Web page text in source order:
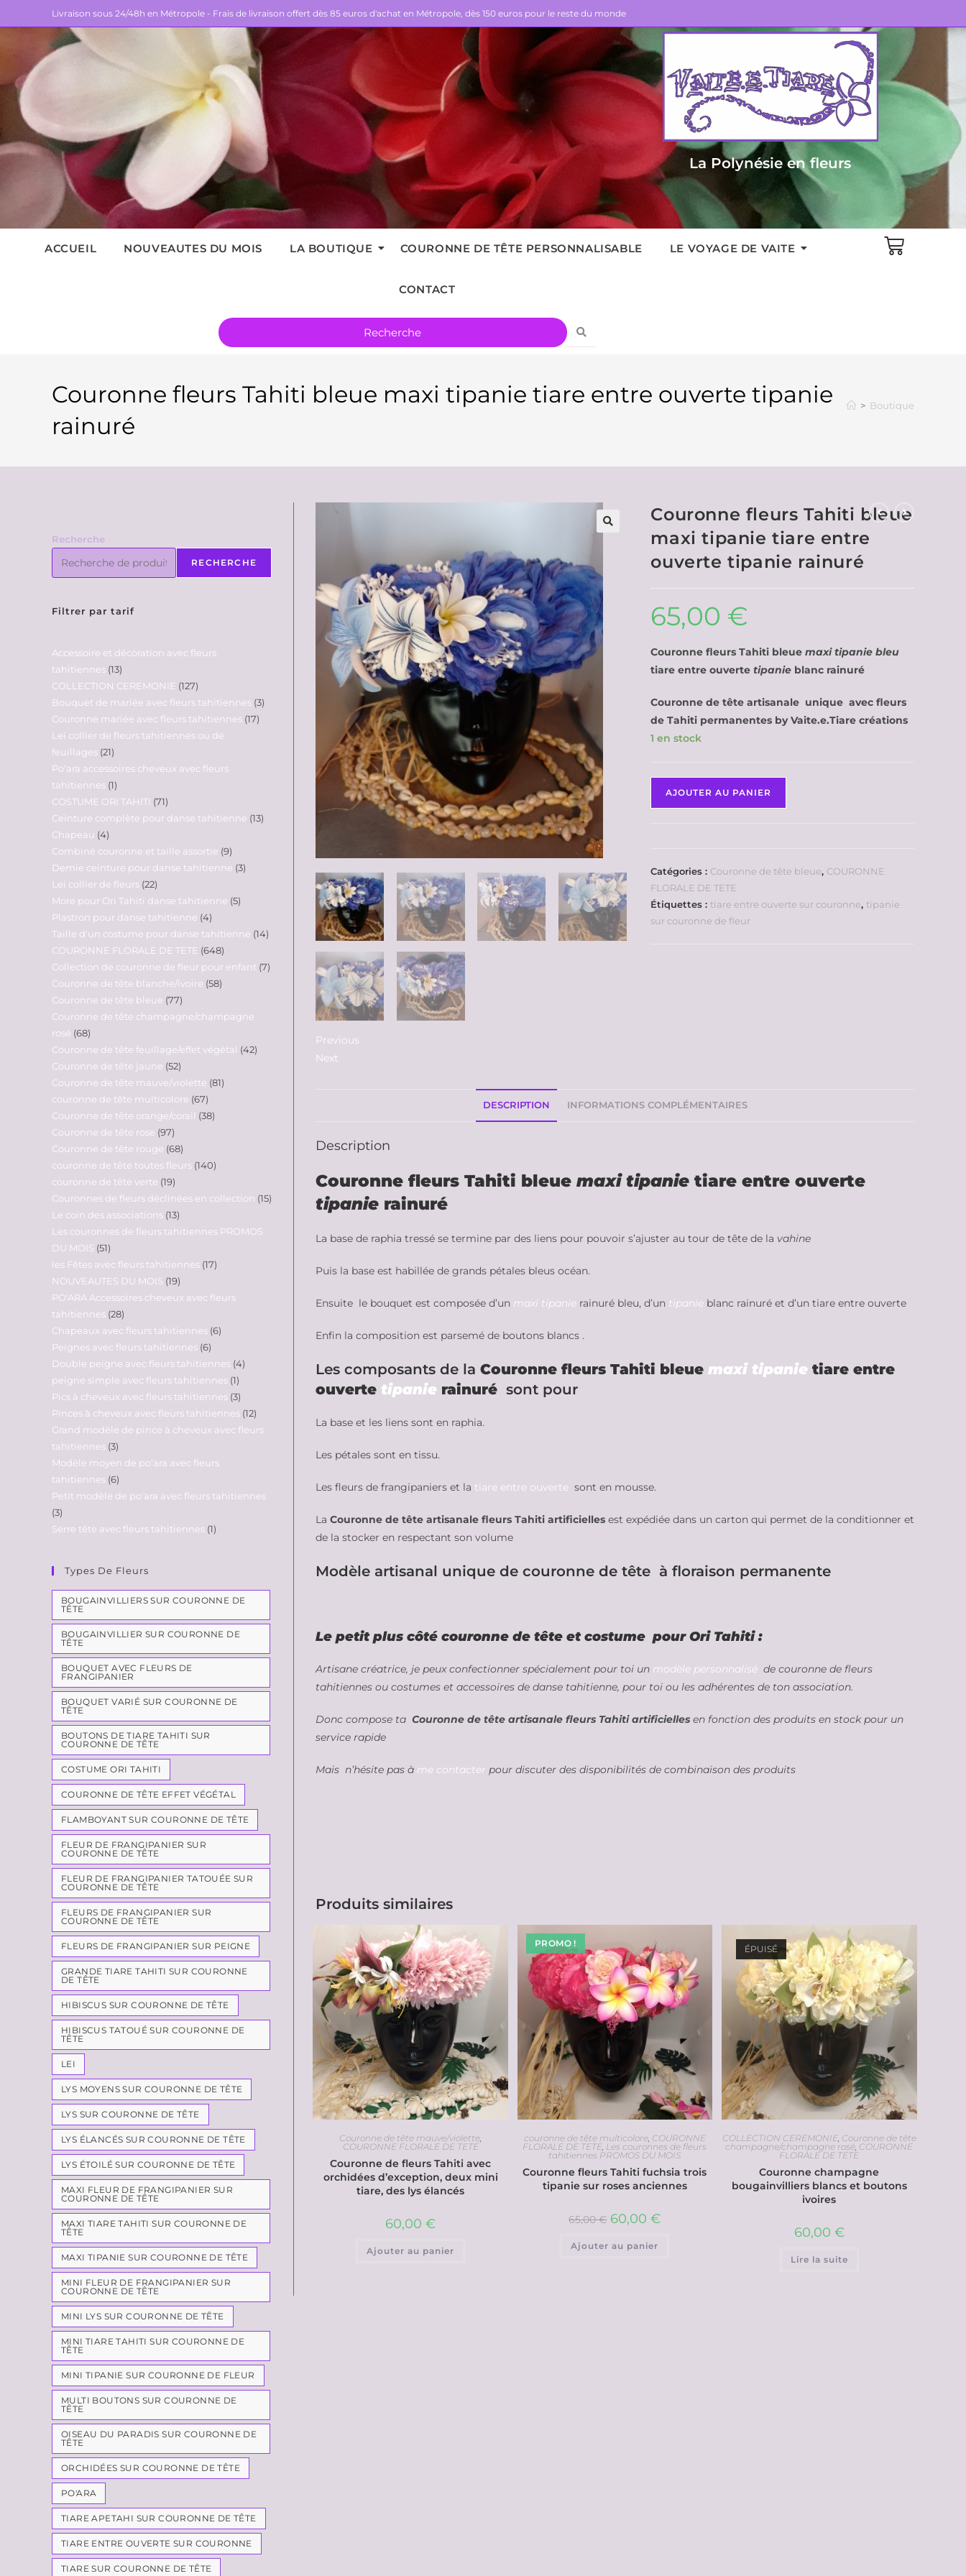
Livraison sous 24/48h en Métropole - Frais de livraison offert dès 85 euros d'achat en Métropole, dès 150 euros pour le reste du monde
La Polynésie en fleurs
ACCUEIL NOUVEAUTES DU MOIS LA BOUTIQUE COURONNE DE TÊTE PERSONNALISABLE LE VOYAGE DE VAITE
CONTACT
Couronne fleurs Tahiti bleue maxi tipanie tiare entre ouverte tipanie
rainuré
> Boutique
Previous
Next
Couronne fleurs Tahiti bleue
maxi tipanie tiare entre
ouverte tipanie rainuré
65,00 €
Couronne fleurs Tahiti bleuemaxi tipanie bleu
tiare entre ouvertetipanie blanc rainuré
Couronne de tête artisanale unique avec fleurs
de Tahiti permanentes by Vaite.e.Tiare créations
1 en stock
AJOUTER AU PANIER
Catégories : Couronne de tête bleue, COURONNE
FLORALE DE TETE
Étiquettes :tiare entre ouverte sur couronne,tipanie
sur couronne de fleur
DESCRIPTION INFORMATIONS COMPLÉMENTAIRES
Description
Couronne fleurs Tahiti bleue maxi tipanie tiare entre ouverte
tipanie rainuré
La base de raphia tressé se termine par des liens pour pouvoir s’ajuster au tour de tête de la vahine
Puis la base est habillée de grands pétales bleus océan.
Ensuite le bouquet est composée d’un maxi tipanie rainuré bleu, d’un tipanie blanc rainuré et d’un tiare entre ouverte
Enfin la composition est parsemé de boutons blancs .
Les composants de la Couronne fleurs Tahiti bleue maxi tipanie tiare entre
ouverte tipanie rainuré sont pour
La base et les liens sont en raphia.
Les pétales sont en tissu.
Les fleurs de frangipaniers et la tiare entre ouverte sont en mousse.
La Couronne de tête artisanale fleurs Tahiti artificielles est expédiée dans un carton qui permet de la conditionner et
de la stocker en respectant son volume
Modèle artisanal unique de couronne de tête à floraison permanente
Le petit plus côté couronne de tête et costume pour Ori Tahiti :
Artisane créatrice, je peux confectionner spécialement pour toi un modèle personnalisé de couronne de fleurs
tahitiennes ou costumes et accessoires de danse tahitienne, pour toi ou les adhérentes de ton association.
Donc compose ta Couronne de tête artisanale fleurs Tahiti artificielles en fonction des produits en stock pour un
service rapide
Mais n’hésite pas à me contacter pour discuter des disponibilités de combinaison des produits
Produits similaires
Couronne de tête mauve/violette,
COURONNE FLORALE DE TETE
Couronne de fleurs Tahiti avec
orchidées d’exception, deux mini
tiare, des lys élancés
60,00€
Ajouter au panier
PROMO !
couronne de tête multicolore, COURONNE
FLORALE DE TETE, Les couronnes de fleurs
tahitiennes PROMOS DU MOIS
Couronne fleurs Tahiti fuchsia trois
tipanie sur roses anciennes
65,00€ 60,00€
Ajouter au panier
ÉPUISÉ
COLLECTION CEREMONIE, Couronne de tête
champagne/champagne rosé, COURONNE
FLORALE DE TETE
Couronne champagne
bougainvilliers blancs et boutons
ivoires
60,00 €
Lire la suite
Recherche
RECHERCHE
Filtrer par tarif
Accessoire et décoration avec fleurs
tahitiennes 13
COLLECTION CEREMONIE 127
Bouquet de mariée avec fleurs tahitiennes 3
Couronne mariée avec fleurs tahitiennes 17
Lei collier de fleurs tahitiennes ou de
feuillages 21
Po'ara accessoires cheveux avec fleurs
tahitiennes 1
COSTUME ORI TAHITI
71
Ceinture complète pour danse tahitienne 13
Chapeau 4
Combiné couronne et taille assortie 9
Demie ceinture pour danse tahitienne 3
Lei collier de fleurs 22
More pour Ori Tahiti danse tahitienne 5
Plastron pour danse tahitienne 4
Taille d'un costume pour danse tahitienne 14
COURONNE FLORALE DE TETE 648
Collection de couronne de fleur pour enfant 7
Couronne de tête blanche/ivoire 58
Couronne de tête bleue 77
Couronne de tête champagne/champagne
rosé 68
Couronne de tête feuillage/effet végétal 42
Couronne de tête jaune 52
Couronne de tête mauve/violette 81
couronne de tête multicolore 67
Couronne de tête orange/corail 38
Couronne de tête rose 97
Couronne de tête rouge 68
couronne de tête toutes fleurs 140
couronne de tête verte 19
Couronnes de fleurs déclinées en collection 15
Le coin des associations 13
Les couronnes de fleurs tahitiennes PROMOS
DU MOIS 51
les Fêtes avec fleurs tahitiennes 17
NOUVEAUTES DU MOIS 19
PO'ARA Accessoires cheveux avec fleurs
tahitiennes 28
Chapeaux avec fleurs tahitiennes 6
Peignes avec fleurs tahitiennes 6
Double peigne avec fleurs tahitiennes 4
peigne simple avec fleurs tahitiennes 1
Pics à cheveux avec fleurs tahitiennes 3
Pinces à cheveux avec fleurs tahitiennes 12
Grand modèle de pince à cheveux avec fleurs
tahitiennes 3
Modèle moyen de po'ara avec fleurs
tahitiennes 6
Petit modèle de po'ara avec fleurs tahitiennes
3
Serre tête avec fleurs tahitiennes 1
Types De Fleurs
BOUGAINVILLIERS SUR COURONNE DE
TÊTE
BOUGAINVILLIER SUR COURONNE DE
TÊTE
BOUQUET AVEC FLEURS DE
FRANGIPANIER
BOUQUET VARIÉ SUR COURONNE DE
TÊTE
BOUTONS DE TIARE TAHITI SUR
COURONNE DE TÊTE
COSTUME ORI TAHITI
COURONNE DE TÊTE EFFET VÉGÉTAL
FLAMBOYANT SUR COURONNE DE TÊTE
FLEUR DE FRANGIPANIER SUR
COURONNE DE TÊTE
FLEUR DE FRANGIPANIER TATOUÉE SUR
COURONNE DE TÊTE
FLEURS DE FRANGIPANIER SUR
COURONNE DE TÊTE
FLEURS DE FRANGIPANIER SUR PEIGNE
GRANDE TIARE TAHITI SUR COURONNE
DE TÊTE
HIBISCUS SUR COURONNE DE TÊTE
HIBISCUS TATOUÉ SUR COURONNE DE
TÊTE
LEI
LYS MOYENS SUR COURONNE DE TÊTE
LYS SUR COURONNE DE TÊTE
LYS ÉLANCÉS SUR COURONNE DE TÊTE
LYS ÉTOILÉ SUR COURONNE DE TÊTE
MAXI FLEUR DE FRANGIPANIER SUR
COURONNE DE TÊTE
MAXI TIARE TAHITI SUR COURONNE DE
TÊTE
MAXI TIPANIE SUR COURONNE DE TÊTE
MINI FLEUR DE FRANGIPANIER SUR
COURONNE DE TÊTE
MINI LYS SUR COURONNE DE TÊTE
MINI TIARE TAHITI SUR COURONNE DE
TÊTE
MINI TIPANIE SUR COURONNE DE FLEUR
MULTI BOUTONS SUR COURONNE DE
TÊTE
OISEAU DU PARADIS SUR COURONNE DE
TÊTE
ORCHIDÉES SUR COURONNE DE TÊTE
PO'ARA
TIARE APETAHI SUR COURONNE DE TÊTE
TIARE ENTRE OUVERTE SUR COURONNE
TIARE SUR COURONNE DE TÊTE